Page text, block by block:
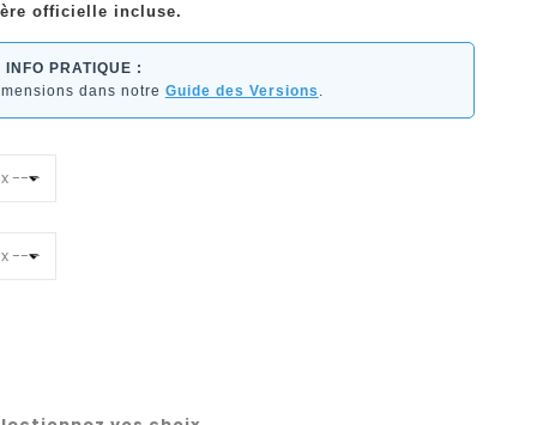
officielle incluse.
INFO PRATIQUE :
dans notre Guide des Versions